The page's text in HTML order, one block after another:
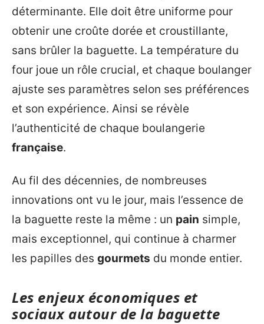
déterminante. Elle doit être uniforme pour
obtenir une croûte dorée et croustillante,
sans brûler la baguette. La température du
four joue un rôle crucial, et chaque boulanger
ajuste ses paramètres selon ses préférences
et son expérience. Ainsi se révèle
l’authenticité de chaque boulangerie
française.
Au fil des décennies, de nombreuses
innovations ont vu le jour, mais l’essence de
la baguette reste la même : un pain simple,
mais exceptionnel, qui continue à charmer
les papilles des gourmets du monde entier.
Les enjeux économiques et
sociaux autour de la baguette